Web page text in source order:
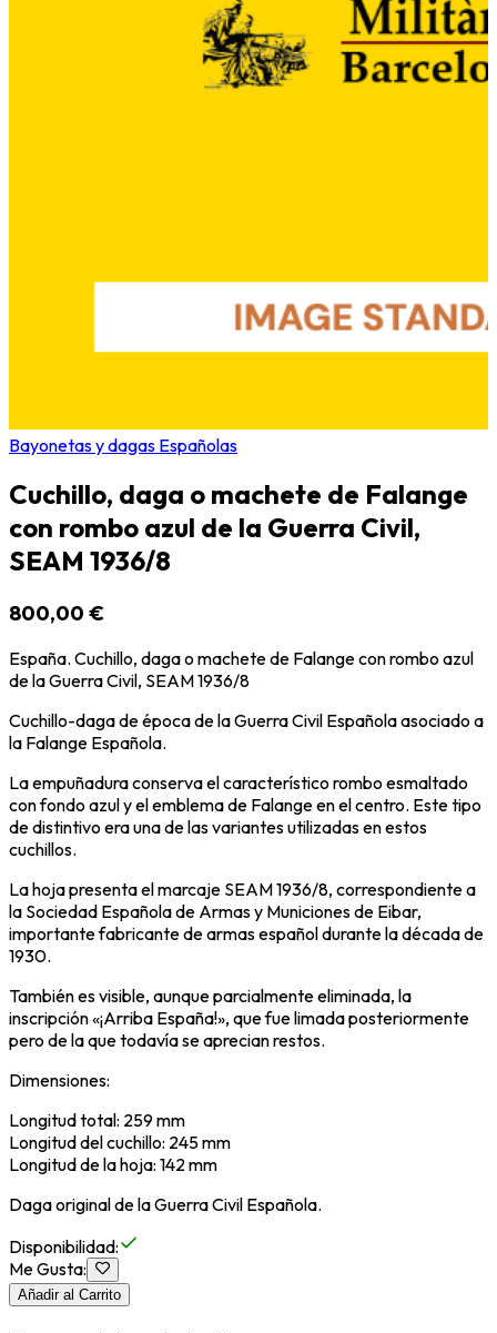
Bayonetas y dagas Españolas
Cuchillo, daga o machete de Falange
con rombo azul de la Guerra Civil,
SEAM 1936/8
800,00 €
España. Cuchillo, daga o machete de Falange con rombo azul
de la Guerra Civil, SEAM 1936/8
Cuchillo-daga de época de la Guerra Civil Española asociado a
la Falange Española.
La empuñadura conserva el característico rombo esmaltado
con fondo azul y el emblema de Falange en el centro. Este tipo
de distintivo era una de las variantes utilizadas en estos
cuchillos.
La hoja presenta el marcaje SEAM 1936/8, correspondiente a
la Sociedad Española de Armas y Municiones de Eibar,
importante fabricante de armas español durante la década de
1930.
También es visible, aunque parcialmente eliminada, la
inscripción «¡Arriba España!», que fue limada posteriormente
pero de la que todavía se aprecian restos.
Dimensiones:
Longitud total: 259 mm
Longitud del cuchillo: 245 mm
Longitud de la hoja: 142 mm
Daga original de la Guerra Civil Española.
Disponibilidad:
Me Gusta:
Añadir al Carrito